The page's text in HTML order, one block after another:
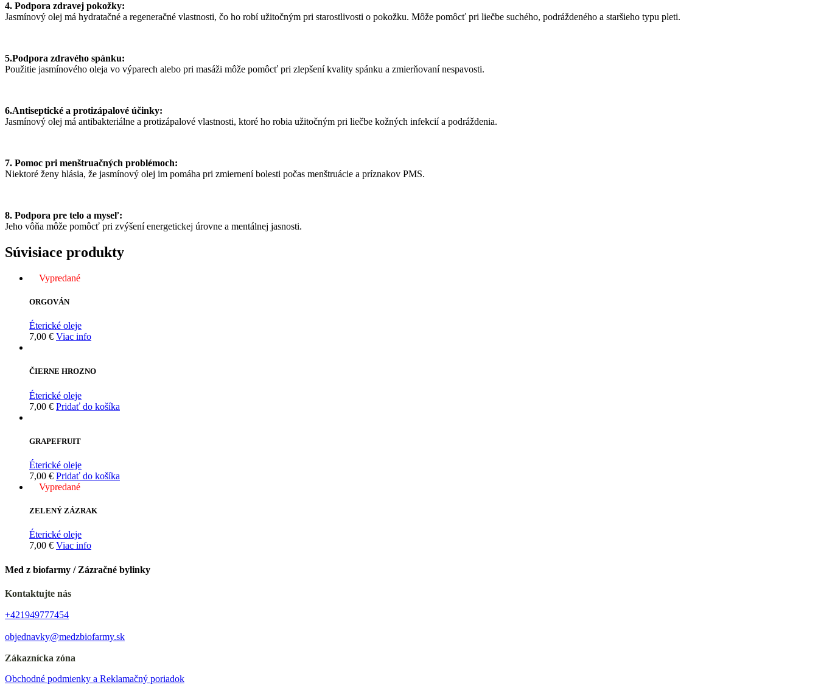
4. Podpora zdravej pokožky:
Jasmínový olej má hydratačné a regeneračné vlastnosti, čo ho robí užitočným pri starostlivosti o pokožku. Môže pomôcť pri liečbe suchého, podráždeného a staršieho typu pleti.
5.Podpora zdravého spánku:
Použitie jasmínového oleja vo výparech alebo pri masáži môže pomôcť pri zlepšení kvality spánku a zmierňovaní nespavosti.
6.Antiseptické a protizápalové účinky:
Jasmínový olej má antibakteriálne a protizápalové vlastnosti, ktoré ho robia užitočným pri liečbe kožných infekcií a podráždenia.
7. Pomoc pri menštruačných problémoch:
Niektoré ženy hlásia, že jasmínový olej im pomáha pri zmiernení bolesti počas menštruácie a príznakov PMS.
8. Podpora pre telo a myseľ:
Jeho vôňa môže pomôcť pri zvýšení energetickej úrovne a mentálnej jasnosti.
Súvisiace produkty
Vypredané
ORGOVÁN
Éterické oleje
7,00 € Viac info
ČIERNE HROZNO
Éterické oleje
7,00 € Pridať do košíka
GRAPEFRUIT
Éterické oleje
7,00 € Pridať do košíka
Vypredané
ZELENÝ ZÁZRAK
Éterické oleje
7,00 € Viac info
Med z biofarmy / Zázračné bylinky
Kontaktujte nás
+421949777454
objednavky@medzbiofarmy.sk
Zákaznícka zóna
Obchodné podmienky a Reklamačný poriadok